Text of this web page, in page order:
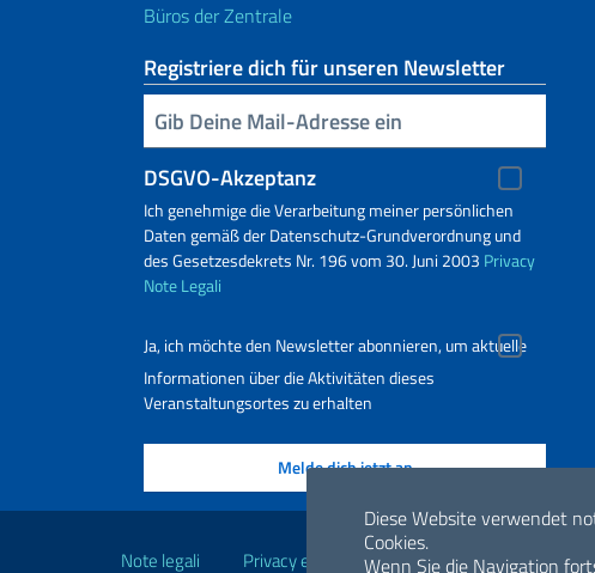
Diese Website verwendet
Cookies.
Wenn Sie die Navigation
Büros der Zentrale
Registriere dich für unseren Newsletter
Geben Sie Ihre E-Mail ein
DSGVO-Akzeptanz
Ich genehmige die Verarbeitung meiner persönlichen
Daten gemäß der Datenschutz-Grundverordnung und
des Gesetzesdekrets Nr. 196 vom 30. Juni 2003 Privacy
Note Legali
Ja, ich möchte den Newsletter abonnieren, um aktuelle
Informationen über die Aktivitäten dieses
Veranstaltungsortes zu erhalten
Note legali Privacy e cookie policy Dichiarazione di